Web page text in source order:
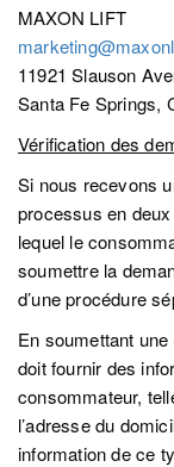
MAXON LIFT
11921 Slauson
Santa Fe Springs,
Vérification des
Si nous recevons
processus en
lequel le
soumettre la
d’une procédure
En soumettant
doit fournir des
consommateur,
l’adresse du
information de ce